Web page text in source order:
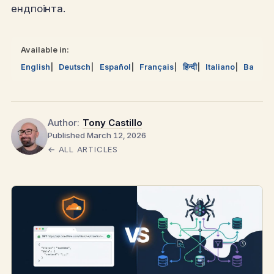
ендпоінта.
Available in:
English
Deutsch Español Français हिन्दी Italiano
Author: Tony Castillo
Published March 12, 2026
← ALL ARTICLES